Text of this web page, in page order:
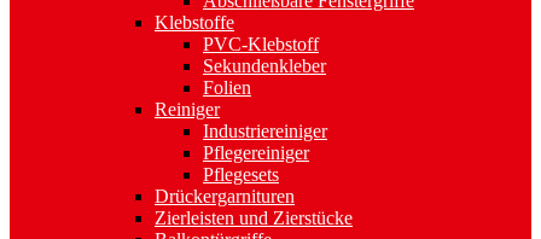
Klebstoffe
PVC-Klebstoff
Sekundenkleber
Folien
Reiniger
Industriereiniger
Pflegereiniger
Pflegesets
Drückergarnituren
Zierleisten und Zierstücke